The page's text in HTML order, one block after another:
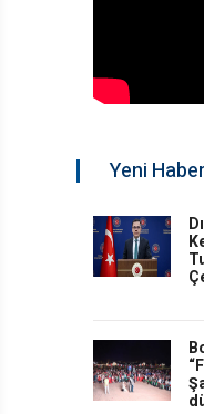
Yeni Haber